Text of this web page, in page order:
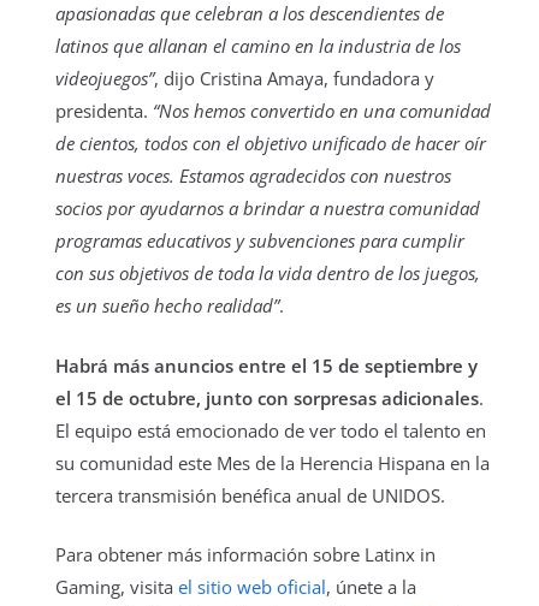
apasionadas que celebran a los descendientes de
latinos que allanan el camino en la industria de los
videojuegos”, dijo Cristina Amaya, fundadora y
presidenta. “Nos hemos convertido en una comunidad
de cientos, todos con el objetivo unificado de hacer oír
nuestras voces. Estamos agradecidos con nuestros
socios por ayudarnos a brindar a nuestra comunidad
programas educativos y subvenciones para cumplir
con sus objetivos de toda la vida dentro de los juegos,
es un sueño hecho realidad”.
Habrá más anuncios entre el 15 de septiembre y
el 15 de octubre, junto con sorpresas adicionales.
El equipo está emocionado de ver todo el talento en
su comunidad este Mes de la Herencia Hispana en la
tercera transmisión benéfica anual de UNIDOS.
Para obtener más información sobre Latinx in
Gaming, visita el sitio web oficial, únete a la